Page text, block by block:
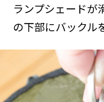
ランプシェードが
の下部にバックル